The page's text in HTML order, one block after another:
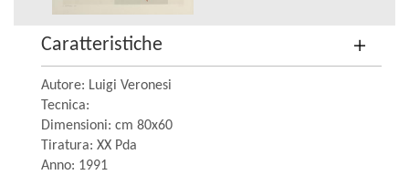
Caratteristiche
Autore: Luigi Veronesi
Tecnica:
Dimensioni: cm 80x60
Tiratura: XX Pda
Anno: 1991